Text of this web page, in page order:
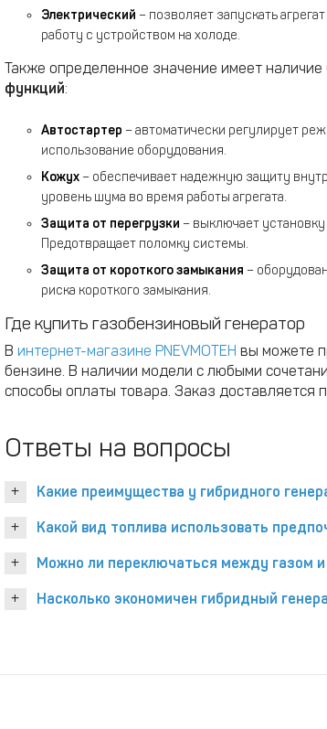
Электрический – позволяет запускать
работу с устройством на холоде.
Также определенное значение имеет наличие
функций:
Автостартер – автоматически регулирует
использование оборудования.
Кожух– обеспечивает надежную защиту
уровень шума во время работы агрегата.
Защита от перегрузки – выключает
Предотвращает поломку системы.
Защита от короткого замыкания –
риска короткого замыкания.
Где купить газобензиновый генератор
В интернет-магазине PNEVMOTEH вы можете
бензине. В наличии модели с любыми
способы оплаты товара. Заказ
Ответы на вопросы
Какие преимущества у гибридного
Какой вид топлива использовать
Можно ли переключаться между газом
Насколько экономичен гибридный